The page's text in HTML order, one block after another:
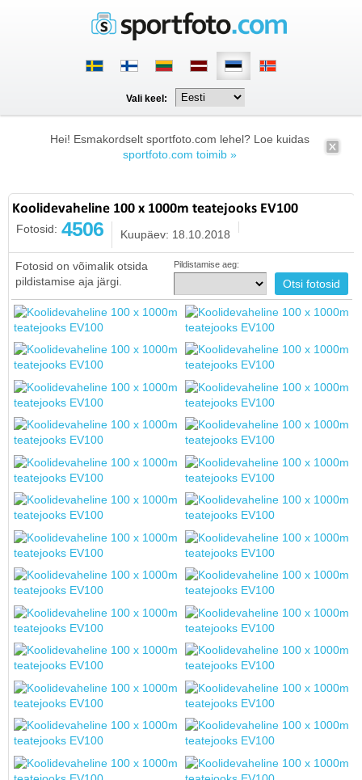
Vali keel:
Hei! Esmakordselt sportfoto.com lehel? Loe kuidas
sportfoto.com toimib »
Koolidevaheline 100 x 1000m teatejooks EV100
Fotosid: 4506 Kuupäev: 18.10.2018
Fotosid on võimalik otsida
pildistamise aja järgi.
Pildistamise aeg: